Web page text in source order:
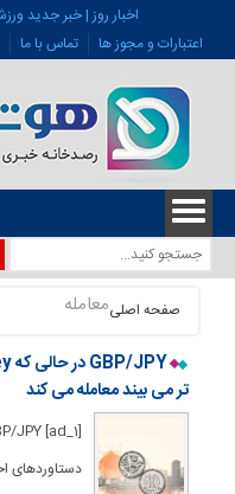
اخبار روز | خبر جدید
اعتبارات و مجوز ها
تماس با ما
صفحه اصلیمعامله
تر می بیند معامله می کند
دستاوردهای